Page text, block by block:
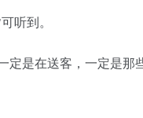
听到。
定是在送客，一定是那